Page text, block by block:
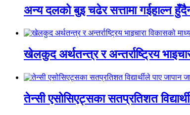
अन्य दलको बुइ चढेर सत्तामा गईहाल्न
खेलकुद अर्थतन्त्र र अन्तर्राष्ट्रिय
तेन्सी एसोसिएट्सका सतप्रतिशत